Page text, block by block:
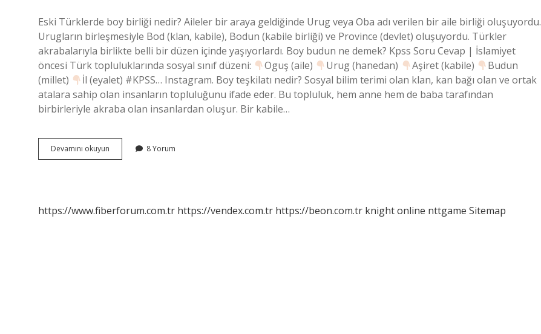
Eski Türklerde boy birliği nedir? Aileler bir araya geldiğinde Urug veya Oba adı verilen bir aile birliği oluşuyordu.
Urugların birleşmesiyle Bod (klan, kabile), Bodun (kabile birliği) ve Province (devlet) oluşuyordu. Türkler
akrabalarıyla birlikte belli bir düzen içinde yaşıyorlardı. Boy budun ne demek? Kpss Soru Cevap | İslamiyet
öncesi Türk topluluklarında sosyal sınıf düzeni:
Oguş (aile) Urug (hanedan) Aşiret (kabile)
Budun
(millet)
İl (eyalet) #KPSS… Instagram. Boy teşkilatı nedir? Sosyal bilim terimi olan klan, kan bağı olan ve ortak
atalara sahip olan insanların topluluğunu ifade eder. Bu topluluk, hem anne hem de baba tarafından
birbirleriyle akraba olan insanlardan oluşur. Bir kabile…
Devamını okuyun
Birliği
8 Yorum
https://www.fiberforum.com.tr https://vendex.com.tr https://beon.com.tr knight online nttgame Sitemap